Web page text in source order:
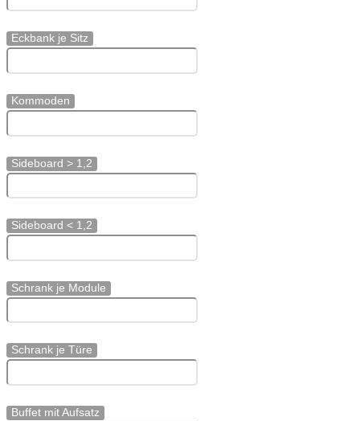
Eckbank je Sitz
Kommoden
Sideboard > 1,2
Sideboard < 1,2
Schrank je Module
Schrank je Türe
Buffet mit Aufsatz